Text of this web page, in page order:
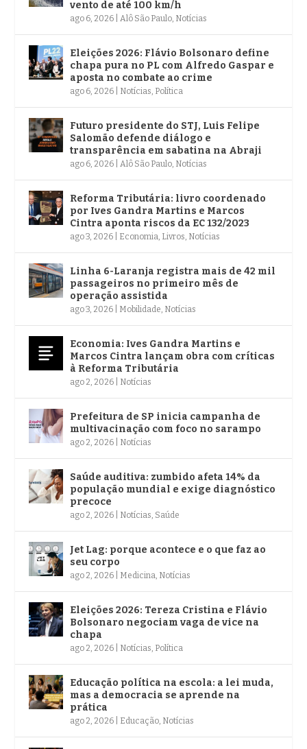
vento de até 100 km/h
ago 6, 2026 Alô São Paulo Notícias
Eleições 2026: Flávio Bolsonaro define
chapa pura no PL com Alfredo Gaspar e
aposta no combate ao crime
ago 6, 2026 Notícias Política
Futuro presidente do STJ, Luis Felipe
Salomão defende diálogo e
transparência em sabatina na Abraji
ago 6, 2026 Alô São Paulo Notícias
Reforma Tributária: livro coordenado
por Ives Gandra Martins e Marcos
Cintra aponta riscos da EC 132/2023
ago 3, 2026 Economia Livros Notícias
Linha 6-Laranja registra mais de 42 mil
passageiros no primeiro mês de
operação assistida
ago 3, 2026 Mobilidade Notícias
Economia: Ives Gandra Martins e
Marcos Cintra lançam obra com críticas
à Reforma Tributária
ago 2, 2026 Notícias
Prefeitura de SP inicia campanha de
multivacinação com foco no sarampo
ago 2, 2026 Notícias
Saúde auditiva: zumbido afeta 14% da
população mundial e exige diagnóstico
precoce
ago 2, 2026 Notícias Saúde
Jet Lag: porque acontece e o que faz ao
seu corpo
ago 2, 2026 Medicina Notícias
Eleições 2026: Tereza Cristina e Flávio
Bolsonaro negociam vaga de vice na
chapa
ago 2, 2026 Notícias Política
Educação política na escola: a lei muda,
mas a democracia se aprende na
prática
ago 2, 2026 Educação Notícias